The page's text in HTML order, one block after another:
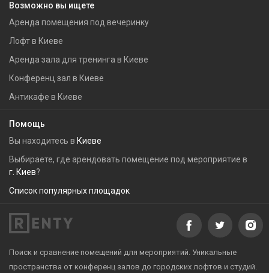
Возможно вы ищете
Аренда помещения под вечеринку
Лофт в Киеве
Аренда зала для тренинга в Киеве
Конференц зал в Киеве
Антикафе в Киеве
Помощь
Вы находитесь в Киеве
Выбираете, где арендовать помещение под мероприятие в
г. Киев?
Список популярных площадок
Поиск и сравнение помещений для мероприятий. Уникальные
пространства от конференц залов до городских лофтов и студий.